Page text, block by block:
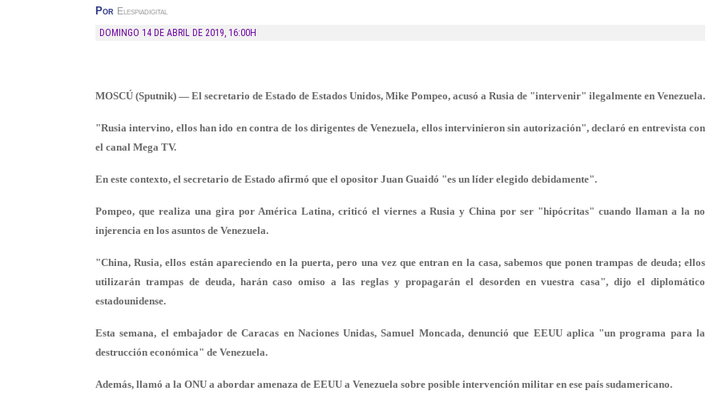
Por Elespiadigital
DOMINGO 14 DE ABRIL DE 2019, 16:00H
MOSCÚ (Sputnik) — El secretario de Estado de Estados Unidos, Mike Pompeo, acusó a Rusia de "intervenir" ilegalmente en Venezuela.
"Rusia intervino, ellos han ido en contra de los dirigentes de Venezuela, ellos intervinieron sin autorización", declaró en entrevista con
el canal Mega TV.
En este contexto, el secretario de Estado afirmó que el opositor Juan Guaidó "es un líder elegido debidamente".
Pompeo, que realiza una gira por América Latina, criticó el viernes a Rusia y China por ser "hipócritas" cuando llaman a la no
injerencia en los asuntos de Venezuela.
"China, Rusia, ellos están apareciendo en la puerta, pero una vez que entran en la casa, sabemos que ponen trampas de deuda; ellos
utilizarán trampas de deuda, harán caso omiso a las reglas y propagarán el desorden en vuestra casa", dijo el diplomático
estadounidense.
Esta semana, el embajador de Caracas en Naciones Unidas, Samuel Moncada, denunció que EEUU aplica "un programa para la
destrucción económica" de Venezuela.
Además, llamó a la ONU a abordar amenaza de EEUU a Venezuela sobre posible intervención militar en ese país sudamericano.